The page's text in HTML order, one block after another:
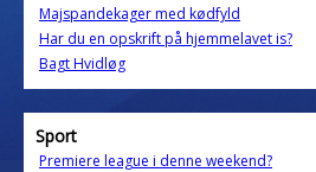
Majspandekager med kødfyld
Har du en opskrift på hjemmelavet is?
Bagt Hvidløg
Sport
Premiere league i denne weekend?